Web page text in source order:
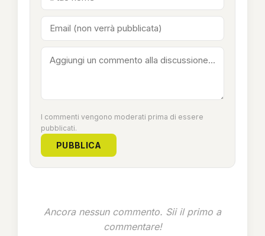
I commenti vengono moderati prima di essere
pubblicati.
PUBBLICA
Ancora nessun commento. Sii il primo a
commentare!